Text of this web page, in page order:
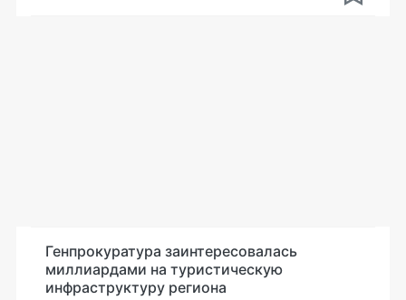
Генпрокуратура заинтересовалась
миллиардами на туристическую
инфраструктуру региона